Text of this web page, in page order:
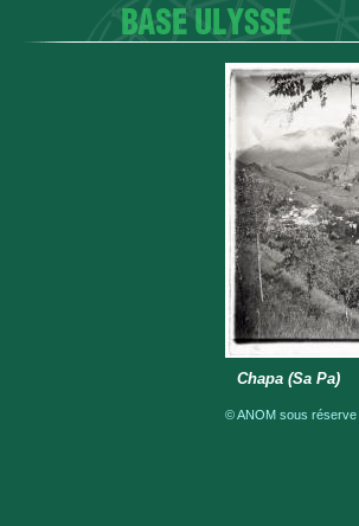
Chapa (Sa Pa)
© ANOM sous